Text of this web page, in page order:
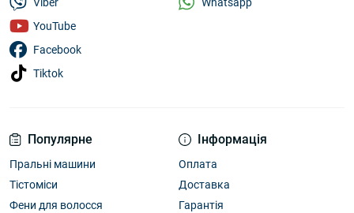
Популярне
Пральні машини
Тістоміси
Фени для волосся
Інформація
Оплата
Доставка
Гарантія
Viber
YouTube
Facebook
Tiktok